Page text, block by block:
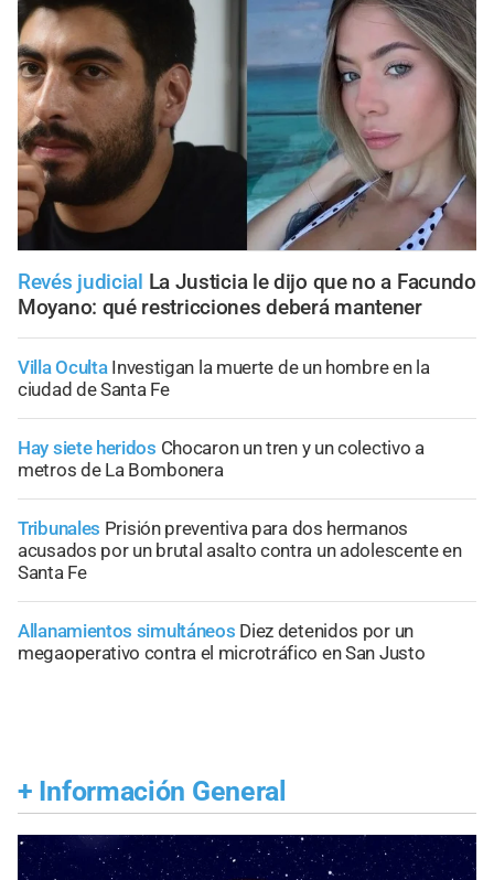
Revés judicial La Justicia le dijo que no a Facundo
Moyano: qué restricciones deberá mantener
Villa Oculta Investigan la muerte de un hombre en la
ciudad de Santa Fe
Hay siete heridos Chocaron un tren y un colectivo a
metros de La Bombonera
Tribunales Prisión preventiva para dos hermanos
acusados por un brutal asalto contra un adolescente en
Santa Fe
Allanamientos simultáneos Diez detenidos por un
megaoperativo contra el microtráfico en San Justo
+ Información General